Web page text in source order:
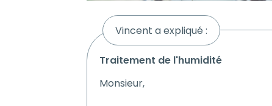
Vincent a expliqué :
traitement de l'humidité
Monsieur,